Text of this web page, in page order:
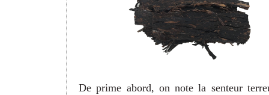
De prime abord, on note la senteur